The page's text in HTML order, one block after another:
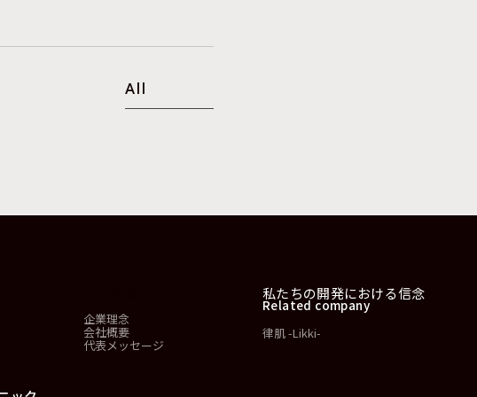
All
企業理念
会社概要
代表メッセージ
私たちの開発における信念
Related company
律肌 -Likki-